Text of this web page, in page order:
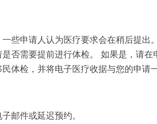
一些申请人认为医疗要求会在稍后提出。
否需要提前进行体检。 如果是，请在
体检，并将电子医疗收据与您的申请一
邮件或延迟预约。